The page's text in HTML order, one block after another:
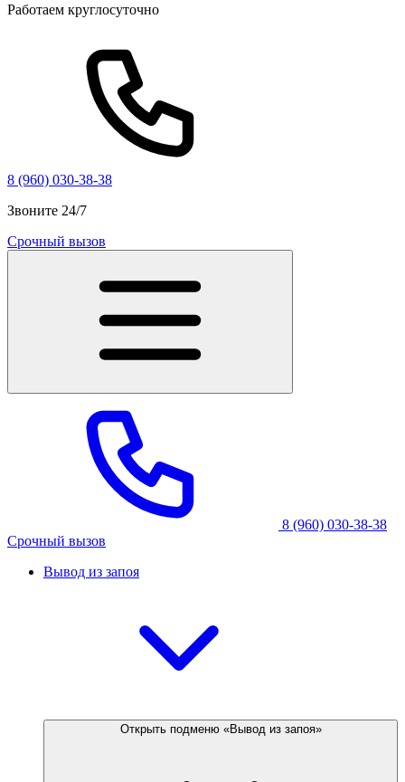
Работаем круглосуточно
8 (960) 030-38-38
Звоните 24/7
Срочный вызов
8 (960) 030-38-38
Срочный вызов
Вывод из запоя
Открыть подменю «Вывод из запоя»